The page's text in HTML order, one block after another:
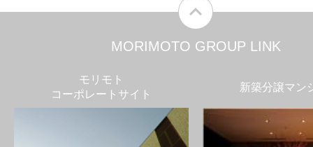
MORIMOTO GROUP LINK
モリモト
コーポレートサイト
新築分譲マン